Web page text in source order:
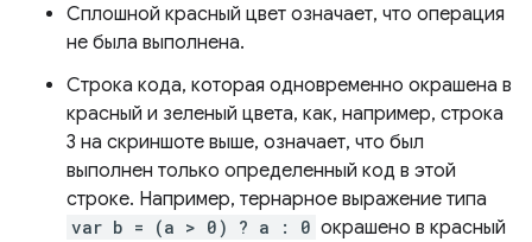
Сплошной красный цвет означает, что операция
не была выполнена.
Строка кода, которая одновременно окрашена в
красный и зеленый цвета, как, например, строка
3 на скриншоте выше, означает, что был
выполнен только определенный код в этой
строке. Например, тернарное выражение типа
var b = (a > 0) ? a : 0 окрашено в красный